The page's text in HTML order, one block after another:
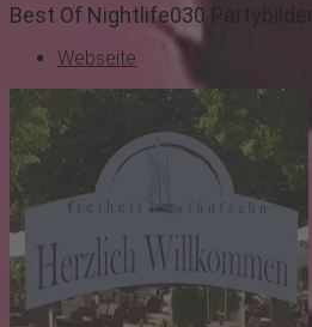
Best Of Nightlife030 Partybilder
Webseite